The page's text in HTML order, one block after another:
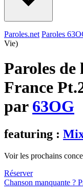
Paroles.net Paroles
Vie)
Paroles de
France
par 63OG
featuring :
Voir les prochains
Réserver
Chanson manquante ?